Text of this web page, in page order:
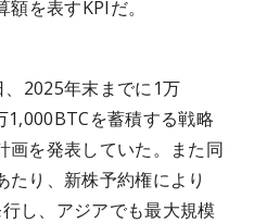
を表すKPIだ。
2025年末までに1万
を蓄積する戦略
画を発表していた。また同
り、新株予約権により
し、アジアでも最大規模